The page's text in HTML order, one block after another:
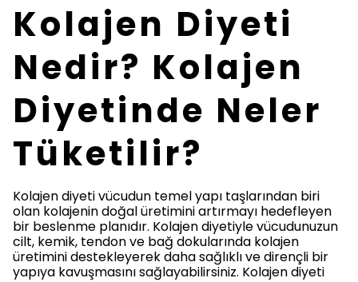
Kolajen Diyeti
Nedir? Kolajen
Diyetinde Neler
Tüketilir?
Kolajen diyeti vücudun temel yapı taşlarından biri
olan kolajenin doğal üretimini artırmayı hedefleyen
bir beslenme planıdır. Kolajen diyetiyle vücudunuzun
cilt, kemik, tendon ve bağ dokularında kolajen
üretimini destekleyerek daha sağlıklı ve dirençli bir
yapıya kavuşmasını sağlayabilirsiniz. Kolajen diyeti